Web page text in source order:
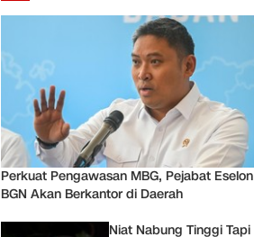
Perkuat Pengawasan MBG, Pejabat Eselon
BGN Akan Berkantor di Daerah
Niat Nabung Tinggi Tapi